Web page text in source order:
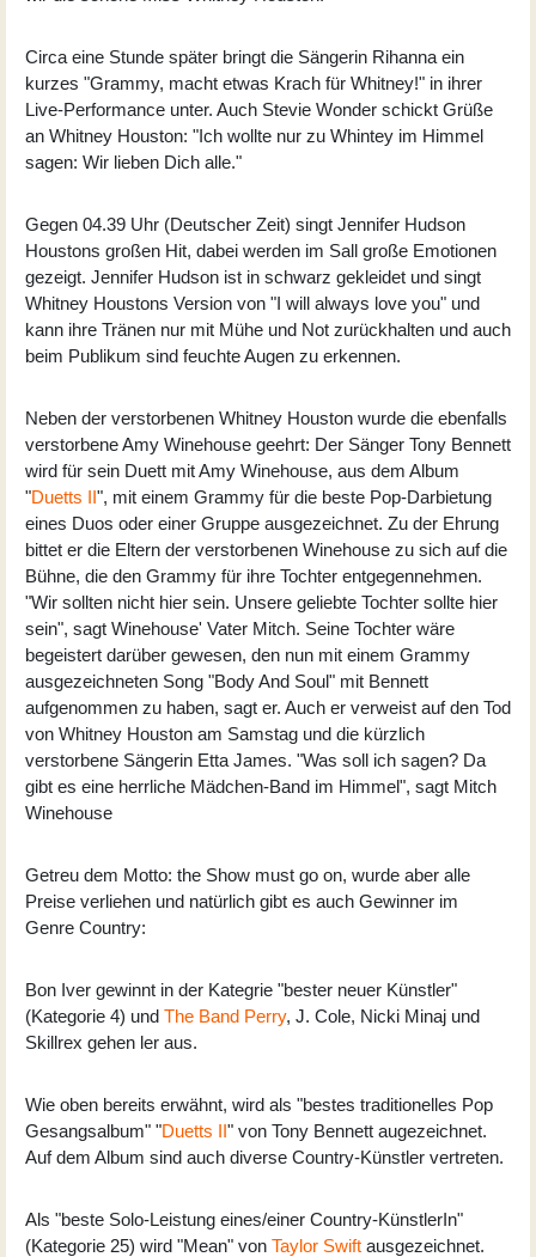
Circa eine Stunde später bringt die Sängerin Rihanna ein
kurzes "Grammy, macht etwas Krach für Whitney!" in ihrer
Live-Performance unter. Auch Stevie Wonder schickt Grüße
an Whitney Houston: "Ich wollte nur zu Whintey im Himmel
sagen: Wir lieben Dich alle."
Gegen 04.39 Uhr (Deutscher Zeit) singt Jennifer Hudson
Houstons großen Hit, dabei werden im Sall große Emotionen
gezeigt. Jennifer Hudson ist in schwarz gekleidet und singt
Whitney Houstons Version von "I will always love you" und
kann ihre Tränen nur mit Mühe und Not zurückhalten und auch
beim Publikum sind feuchte Augen zu erkennen.
Neben der verstorbenen Whitney Houston wurde die ebenfalls
verstorbene Amy Winehouse geehrt: Der Sänger Tony Bennett
wird für sein Duett mit Amy Winehouse, aus dem Album
"Duetts II", mit einem Grammy für die beste Pop-Darbietung
eines Duos oder einer Gruppe ausgezeichnet. Zu der Ehrung
bittet er die Eltern der verstorbenen Winehouse zu sich auf die
Bühne, die den Grammy für ihre Tochter entgegennehmen.
"Wir sollten nicht hier sein. Unsere geliebte Tochter sollte hier
sein", sagt Winehouse' Vater Mitch. Seine Tochter wäre
begeistert darüber gewesen, den nun mit einem Grammy
ausgezeichneten Song "Body And Soul" mit Bennett
aufgenommen zu haben, sagt er. Auch er verweist auf den Tod
von Whitney Houston am Samstag und die kürzlich
verstorbene Sängerin Etta James. "Was soll ich sagen? Da
gibt es eine herrliche Mädchen-Band im Himmel", sagt Mitch
Winehouse
Getreu dem Motto: the Show must go on, wurde aber alle
Preise verliehen und natürlich gibt es auch Gewinner im
Genre Country:
Bon Iver gewinnt in der Kategrie "bester neuer Künstler"
(Kategorie 4) und The Band Perry, J. Cole, Nicki Minaj und
Skillrex gehen ler aus.
Wie oben bereits erwähnt, wird als "bestes traditionelles Pop
Gesangsalbum" "Duetts II" von Tony Bennett augezeichnet.
Auf dem Album sind auch diverse Country-Künstler vertreten.
Als "beste Solo-Leistung eines/einer Country-KünstlerIn"
(Kategorie 25) wird "Mean" von Taylor Swift ausgezeichnet.